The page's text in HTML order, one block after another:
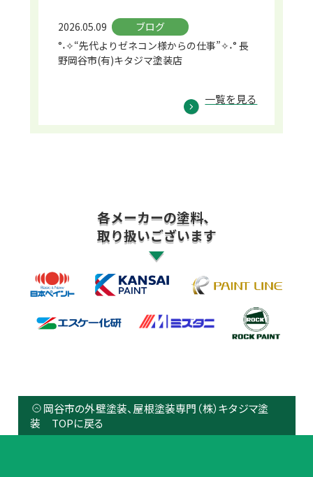
2026.05.09
ブログ
°˖✧“先代よりゼネコン様からの仕事”✧˖° 長
野岡谷市(有)キタジマ塗装店
一覧を見る
各メーカーの塗料、
取り扱いございます
岡谷市の外壁塗装、屋根塗装専門（株）キタジマ塗
装 TOPに戻る